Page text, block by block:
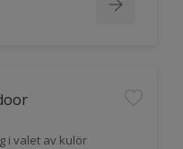
i valet av kulör